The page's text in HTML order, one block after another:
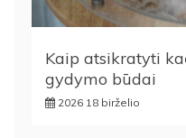
Kaip atsikratyti
gydymo būdai
2026 18 birželio